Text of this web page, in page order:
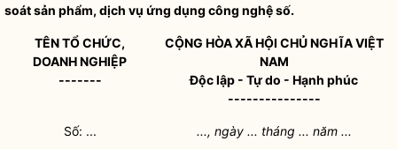
soát sản phẩm, dịch vụ ứng dụng công nghệ số.
TÊN TỔ CHỨC,
DOANH NGHIỆP
-------
CỘNG HÒA XÃ HỘI CHỦ NGHĨA VIỆT
NAM
Độc lập - Tự do - Hạnh phúc
---------------
Số: ... ..., ngày ... tháng ... năm ...